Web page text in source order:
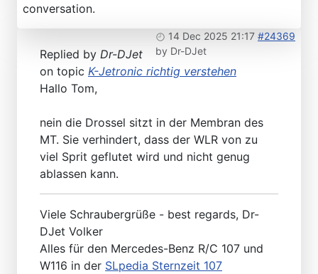
conversation.
14 Dec 2025 21:17 #24369
by Dr-DJet
Replied by Dr-DJet
on topic K-Jetronic richtig verstehen
Hallo Tom,
nein die Drossel sitzt in der Membran des
MT. Sie verhindert, dass der WLR von zu
viel Sprit geflutet wird und nicht genug
ablassen kann.
Viele Schraubergrüße - best regards, Dr-
DJet Volker
Alles für den Mercedes-Benz R/C 107 und
W116 in der SLpedia Sternzeit 107